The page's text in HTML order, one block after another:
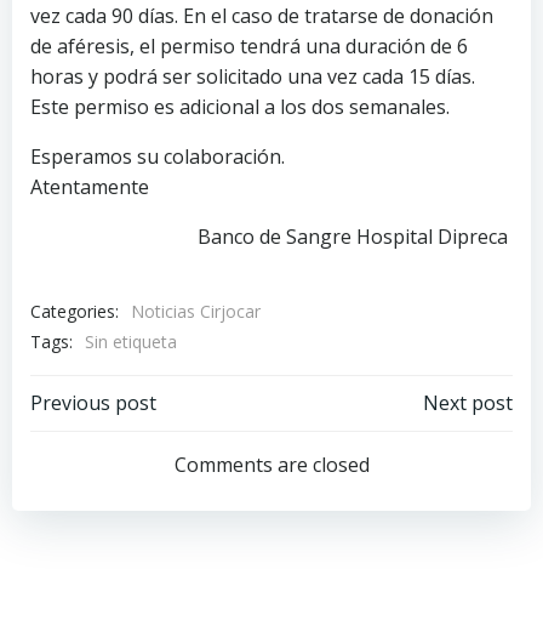
vez cada 90 días. En el caso de tratarse de donación
de aféresis, el permiso tendrá una duración de 6
horas y podrá ser solicitado una vez cada 15 días.
Este permiso es adicional a los dos semanales.
Esperamos su colaboración.
Atentamente
Banco de Sangre Hospital Dipreca
Categories:
Noticias Cirjocar
Tags:
Sin etiqueta
Previous post Next post
Comments are closed